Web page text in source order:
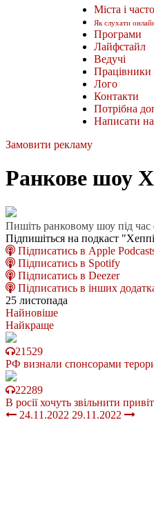
Міста і
Як слухати
Програми
Лайфстайл
Ведучі
Працівники
Лого
Контакти
Потрібна
Написати
Замовити рекламу
Ранкове шоу
Пишіть ранковому шоу під
Підпишіться на подкаст
Підписатись в Apple
Підписатись в Spotify
Підписатись в Deezer
Підписатись в інших
25 листопада
Найновіше
Найкраще
21529
РФ визнали спонсорами
22289
В росії хочуть звільнити
24.11.2022 29.11.2022